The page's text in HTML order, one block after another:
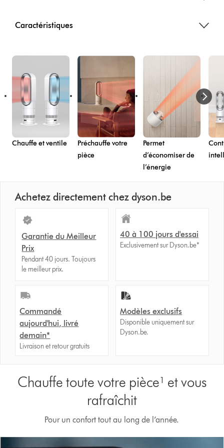
Caractéristiques
Chauffe et ventile
Préchauffe votre
pièce
Permet
d’économiser de
l’énergie
Achetez directement chez dyson.be
Garantie du Meilleur
Prix
Pendant 40 jours. Toujours
le meilleur prix.
40 à 100 jours d'essai
Exclusivement sur Dyson.be*
Commandé
aujourd'hui, livré
demain*
Livraison et retour gratuits
Modèles exclusifs
Disponible uniquement sur
Dyson.be.
Chauffe toute votre pièce¹ et vous
rafraîchit
Pour un confort tout au long de l’année.